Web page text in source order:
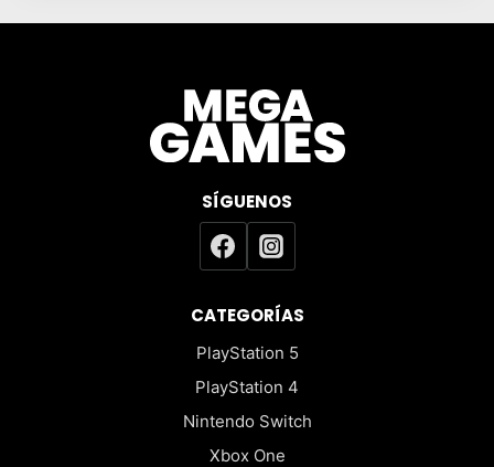
SÍGUENOS
CATEGORÍAS
PlayStation 5
PlayStation 4
Nintendo Switch
Xbox One